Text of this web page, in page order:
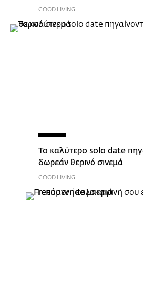
GOOD LIVING
Το καλύτερο solo date
δωρεάν θερινό σινεμά
GOOD LIVING